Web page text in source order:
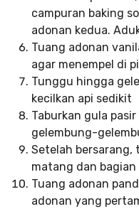
campuran baking
adonan kedua.
Tuang adonan
agar menempel di
Tunggu hingga
kecilkan api sedikit
Taburkan gula
gelembung-
Setelah bersarang,
matang dan
Tuang adonan
adonan yang